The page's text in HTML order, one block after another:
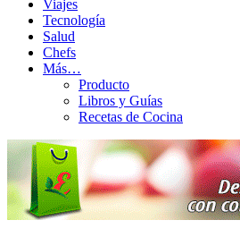
Viajes
Tecnología
Salud
Chefs
Más…
Producto
Libros y Guías
Recetas de Cocina